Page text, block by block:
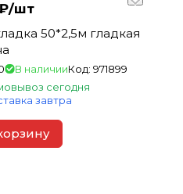
шт
50*2,5м гладкая
В наличииКод: 971899
сегодня
завтра